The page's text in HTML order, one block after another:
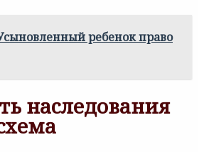
ребенок право
наследования